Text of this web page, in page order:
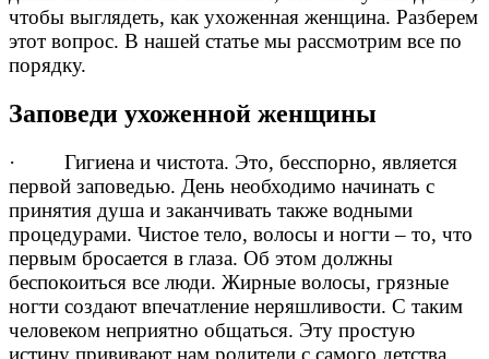
чтобы выглядеть, как ухоженная женщина. Разберем
этот вопрос. В нашей статье мы рассмотрим все по
порядку.
Заповеди ухоженной женщины
· Гигиена и чистота. Это, бесспорно, является
первой заповедью. День необходимо начинать с
принятия душа и заканчивать также водными
процедурами. Чистое тело, волосы и ногти – то, что
первым бросается в глаза. Об этом должны
беспокоиться все люди. Жирные волосы, грязные
ногти создают впечатление неряшливости. С таким
человеком неприятно общаться. Эту простую
истину прививают нам родители с самого детства.